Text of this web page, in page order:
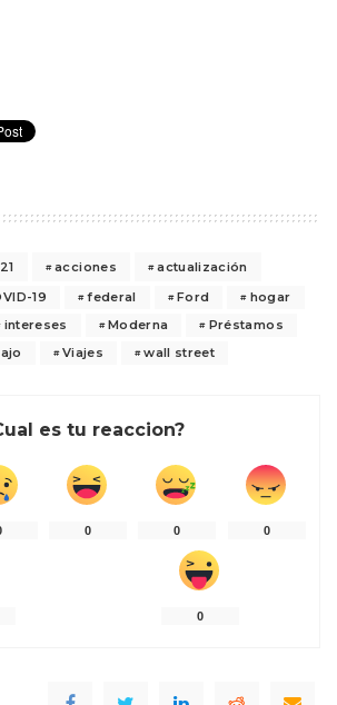
acciones
actualización
19 federal Ford
hogar
intereses Moderna
Préstamos
Viajes wall street
es tu reaccion?
0 0 0
0